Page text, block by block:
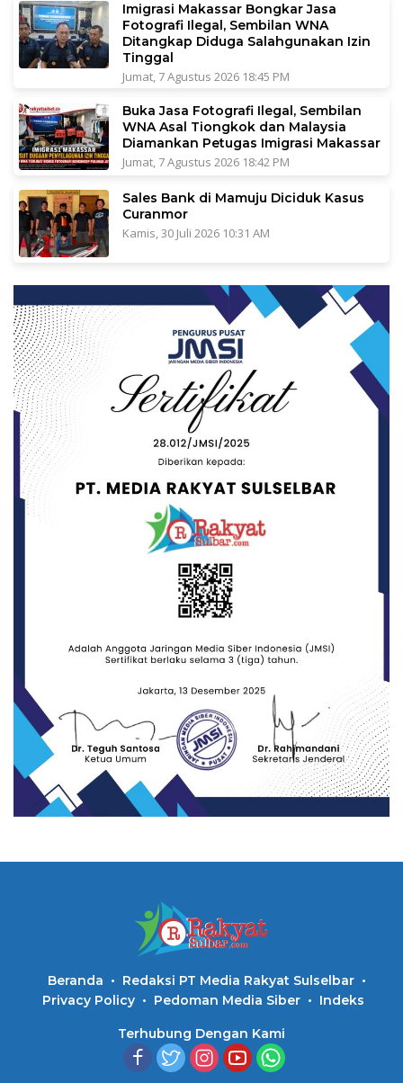
Imigrasi Makassar Bongkar Jasa
Fotografi Ilegal, Sembilan WNA
Ditangkap Diduga Salahgunakan Izin
Tinggal
Jumat, 7 Agustus 2026 18:45 PM
Buka Jasa Fotografi Ilegal, Sembilan
WNA Asal Tiongkok dan Malaysia
Diamankan Petugas Imigrasi Makassar
Jumat, 7 Agustus 2026 18:42 PM
Sales Bank di Mamuju Diciduk Kasus
Curanmor
Kamis, 30 Juli 2026 10:31 AM
Beranda
Redaksi PT Media Rakyat Sulselbar
Privacy Policy
Pedoman Media Siber Indeks
Terhubung Dengan Kami